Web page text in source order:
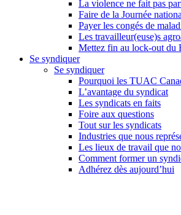
La violence ne fait pas
Faire de la Journée
Payer les congés de
Les travailleur(euse)s
Mettez fin au lock-out du
Se syndiquer
Se syndiquer
Pourquoi les TUAC
L’avantage du syndicat
Les syndicats en faits
Foire aux questions
Tout sur les syndicats
Industries que nous
Les lieux de travail que
Comment former un
Adhérez dès aujourd’hui